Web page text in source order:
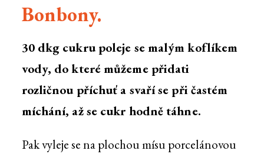
Bonbony.
30 dkg cukru poleje se malým koflíkem
vody, do které můžeme přidati
rozličnou příchuť a svaří se při častém
míchání, až se cukr hodně táhne.
Pak vyleje se na plochou mísu porcelánovou